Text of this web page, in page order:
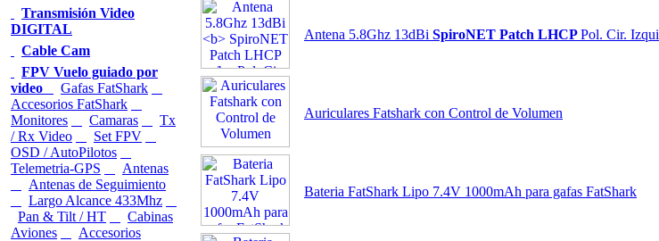
Transmisión Video
DIGITAL
Cable Cam
FPV Vuelo guiado por
video
Gafas FatShark
Accesorios FatShark
Monitores
Camaras
Tx
/ Rx Video
Set FPV
OSD / AutoPilotos
Telemetria-GPS
Antenas
Antenas de Seguimiento
Largo Alcance 433Mhz
Pan & Tilt / HT
Cabinas
Aviones
Accesorios
Antena 5.8Ghz 13dBi SpiroNET Patch LHCPPol. Cir. Izqui
Auriculares Fatshark con Control de Volumen
Bateria FatShark Lipo 7.4V 1000mAh para gafas FatShark